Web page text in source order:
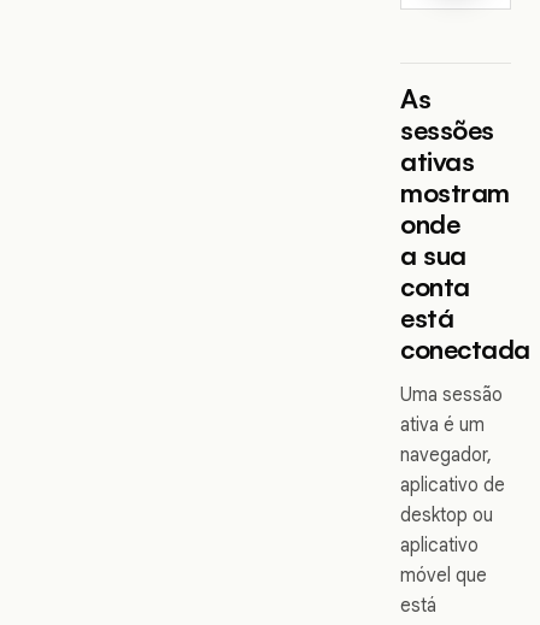
As
sessões
ativas
mostram
onde
a sua
conta
está
conectada
Uma sessão
ativa é um
navegador,
aplicativo de
desktop ou
aplicativo
móvel que
está